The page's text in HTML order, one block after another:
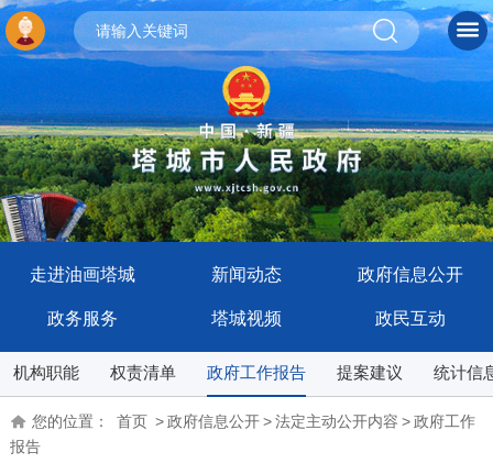
走进油画塔城 新闻动态 政府信息公开
政务服务 塔城视频 政民互动
机构职能 权责清单 政府工作报告 提案建议 统计信
您的位置： 首页 >政府信息公开>法定主动公开内容 >政府工作
报告